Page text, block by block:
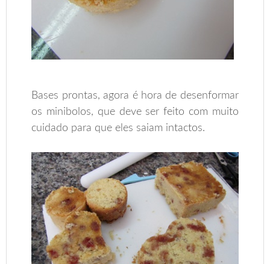
Bases prontas, agora é hora de desenformar
os minibolos, que deve ser feito com muito
cuidado para que eles saiam intactos.